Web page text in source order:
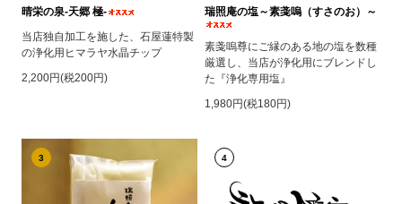
晴栄の泉‐天郷 極‐
当店独自加工を施した、石屋蓮特製
の浄化用ヒマラヤ水晶チップ
2,200円(税200円)
瑞照庵の塩～素戔嗚（すさのお）～
素戔嗚尊にご縁のある地の塩を数種
厳選し、当店が浄化用にブレンドし
た『浄化専用塩』
1,980円(税180円)
3 4